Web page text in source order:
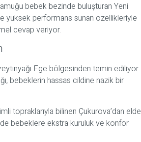
bebek bezinde buluşturan Yeni
yüksek performans sunan özellikleriyle
cevap veriyor.
Ege bölgesinden temin ediliyor.
bebeklerin hassas cildine nazik bir
topraklarıyla bilinen Çukurova’dan elde
bebeklere ekstra kuruluk ve konfor